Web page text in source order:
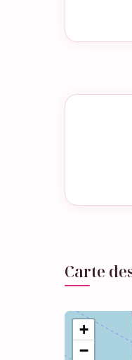
Carte
+
−